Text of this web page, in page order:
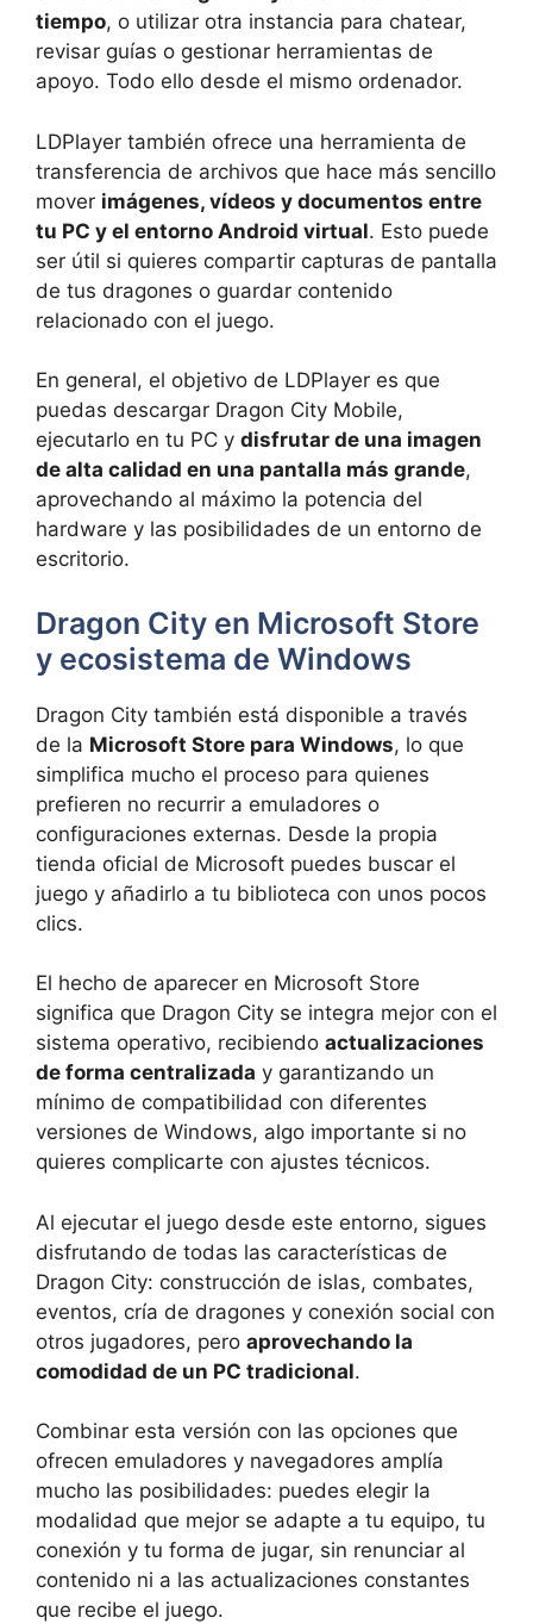
tiempo, o utilizar otra instancia para chatear,
revisar guías o gestionar herramientas de
apoyo. Todo ello desde el mismo ordenador.
LDPlayer también ofrece una herramienta de
transferencia de archivos que hace más sencillo
mover imágenes, vídeos y documentos entre
tu PC y el entorno Android virtual. Esto puede
ser útil si quieres compartir capturas de pantalla
de tus dragones o guardar contenido
relacionado con el juego.
En general, el objetivo de LDPlayer es que
puedas descargar Dragon City Mobile,
ejecutarlo en tu PC y disfrutar de una imagen
de alta calidad en una pantalla más grande,
aprovechando al máximo la potencia del
hardware y las posibilidades de un entorno de
escritorio.
Dragon City en Microsoft Store
y ecosistema de Windows
Dragon City también está disponible a través
de la Microsoft Store para Windows, lo que
simplifica mucho el proceso para quienes
prefieren no recurrir a emuladores o
configuraciones externas. Desde la propia
tienda oficial de Microsoft puedes buscar el
juego y añadirlo a tu biblioteca con unos pocos
clics.
El hecho de aparecer en Microsoft Store
significa que Dragon City se integra mejor con el
sistema operativo, recibiendo actualizaciones
de forma centralizada y garantizando un
mínimo de compatibilidad con diferentes
versiones de Windows, algo importante si no
quieres complicarte con ajustes técnicos.
Al ejecutar el juego desde este entorno, sigues
disfrutando de todas las características de
Dragon City: construcción de islas, combates,
eventos, cría de dragones y conexión social con
otros jugadores, pero aprovechando la
comodidad de un PC tradicional.
Combinar esta versión con las opciones que
ofrecen emuladores y navegadores amplía
mucho las posibilidades: puedes elegir la
modalidad que mejor se adapte a tu equipo, tu
conexión y tu forma de jugar, sin renunciar al
contenido ni a las actualizaciones constantes
que recibe el juego.